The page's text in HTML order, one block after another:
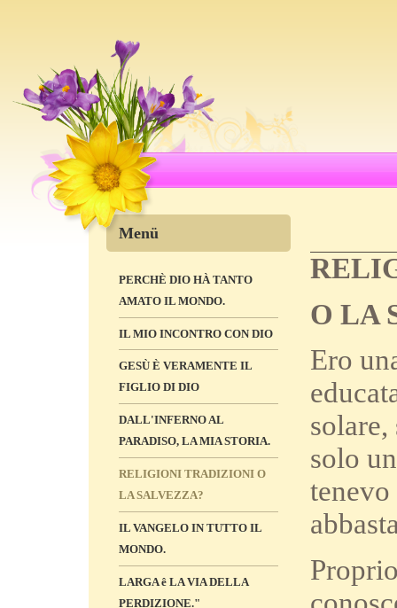
Menü
PERCHÈ DIO HÀ TANTO
AMATO IL MONDO.
IL MIO INCONTRO CON DIO
GESÙ È VERAMENTE IL
FIGLIO DI DIO
DALL'INFERNO AL
PARADISO, LA MIA STORIA.
RELIGIONI TRADIZIONI O
LA SALVEZZA?
IL VANGELO IN TUTTO IL
MONDO.
LARGA ê LA VIA DELLA
PERDIZIONE."
O LA
Ero
solo